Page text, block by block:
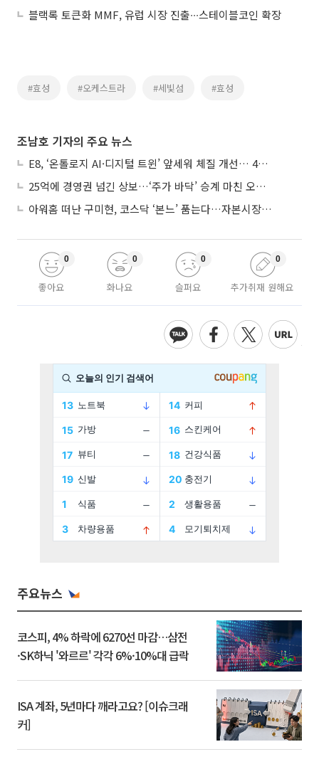
블랙록 토큰화 MMF, 유럽 시장 진출∙∙∙스테이블코인 확장
#효성 #오케스트라 #세빛섬 #효성
조남호 기자의 주요 뉴스
E8, ‘온톨로지 AI·디지털 트윈’ 앞세워 체질 개선… 4분기 흑자전환 총력
25억에 경영권 넘긴 상보…‘주가 바닥’ 승계 마친 오너 2세, 주가 부양 나설까
아워홈 떠난 구미현, 코스닥 ‘본느’ 품는다…자본시장 전면 등판
좋아요
0
화나요
0
슬퍼요
0
추가취재 원해요
0
주요뉴스
코스피, 4% 하락에 6270선 마감…삼전
·SK하닉 '와르르' 각각 6%·10%대 급락
ISA 계좌, 5년마다 깨라고요? [이슈크래
커]